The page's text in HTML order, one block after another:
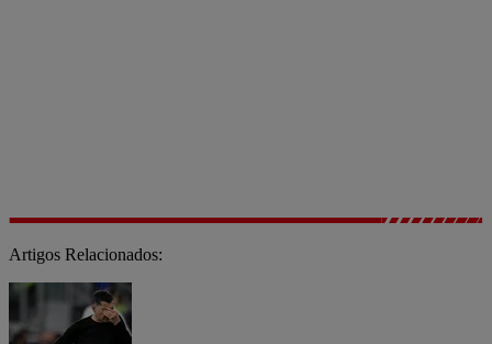
Artigos Relacionados: